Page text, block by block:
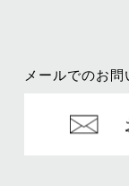
メールでのお問